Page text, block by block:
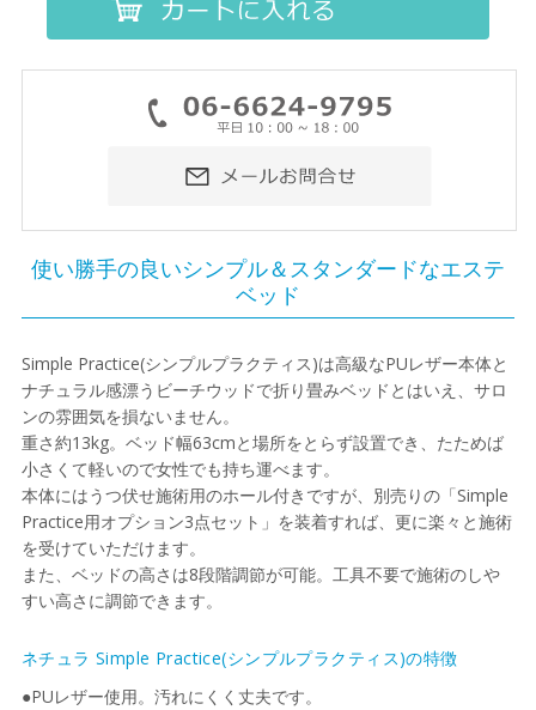
使い勝手の良いシンプル＆スタンダードなエステ
ベッド
Simple Practice(シンプルプラクティス)は高級なPUレザー本体と
ナチュラル感漂うビーチウッドで折り畳みベッドとはいえ、サロ
ンの雰囲気を損ないません。
重さ約13kg。ベッド幅63cmと場所をとらず設置でき、たためば
小さくて軽いので女性でも持ち運べます。
本体にはうつ伏せ施術用のホール付きですが、別売りの「Simple
Practice用オプション3点セット」を装着すれば、更に楽々と施術
を受けていただけます。
また、ベッドの高さは8段階調節が可能。工具不要で施術のしや
すい高さに調節できます。
ネチュラ Simple Practice(シンプルプラクティス)の特徴
●PUレザー使用。汚れにくく丈夫です。